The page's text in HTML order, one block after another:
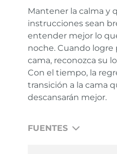
Mantener la calma y
instrucciones sean
entender mejor lo
noche. Cuando logre
cama, reconozca su
Con el tiempo, la
transición a la cama
descansarán mejor.
FUENTES